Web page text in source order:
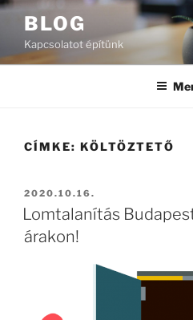
Tartalomhoz
BLOG
Kapcsolatot építünk
CÍMKE: KÖLTÖZTETŐ
BEKÜLDVE:
2020.10.16.
Lomtalanítás
árakon!